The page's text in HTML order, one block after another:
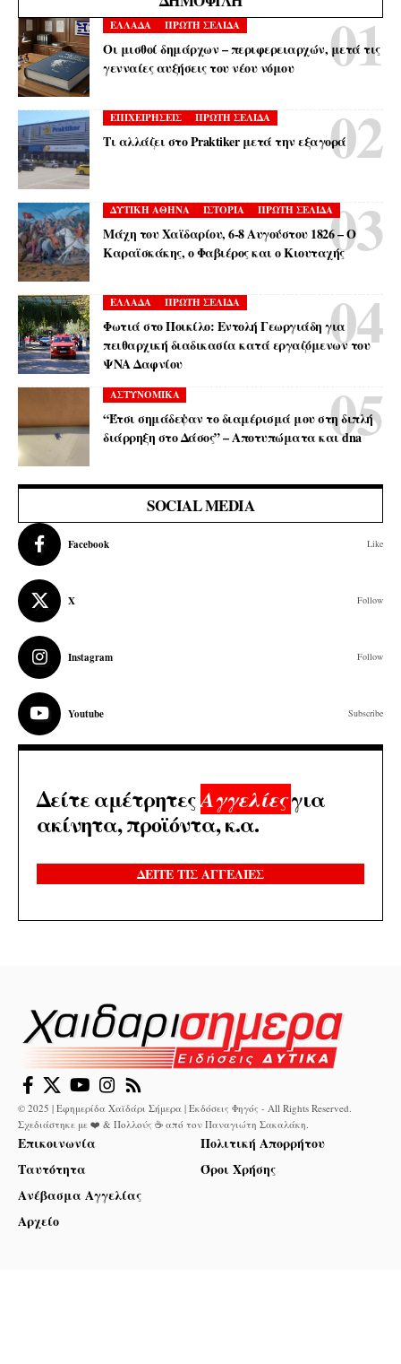
ΕΛΛΑΔΑ ΠΡΩΤΗ ΣΕΛΙΔΑ
Οι μισθοί δημάρχων – περιφερειαρχών, μετά τις
γενναίες αυξήσεις του νέου νόμου
ΕΠΙΧΕΙΡΗΣΕΙΣ ΠΡΩΤΗ ΣΕΛΙΔΑ
Τι αλλάζει στο Praktiker μετά την εξαγορά
ΔΥΤΙΚΗ ΑΘΗΝΑ ΙΣΤΟΡΙΑ ΠΡΩΤΗ ΣΕΛΙΔΑ
Μάχη του Χαϊδαρίου, 6-8 Αυγούστου 1826 – Ο
Καραϊσκάκης, ο Φαβιέρος και ο Κιουταχής
ΕΛΛΑΔΑ ΠΡΩΤΗ ΣΕΛΙΔΑ
Φωτιά στο Ποικίλο: Εντολή Γεωργιάδη για
πειθαρχική διαδικασία κατά εργαζόμενων του
ΨΝΑ Δαφνίου
ΑΣΤΥΝΟΜΙΚΑ
“Έτσι σημάδεψαν το διαμέρισμά μου στη διπλή
διάρρηξη στο Δάσος” – Αποτυπώματα και dna
SOCIAL MEDIA
Facebook Like
X Follow
Instagram Follow
Youtube Subscribe
Δείτε αμέτρητεςΑγγελίεςγια
ακίνητα, προϊόντα, κ.α.
ΔΕΙΤΕ ΤΙΣ ΑΓΓΕΛΙΕΣ
© 2025 | Εφημερίδα Χαϊδάρι Σήμερα | Εκδόσεις Φηγός - All Rights Reserved.
Σχεδιάστηκε με ❤️ & Πολλούς ☕ από τον Παναγιώτη Σακαλάκη.
Επικοινωνία
Ταυτότητα
Ανέβασμα Αγγελίας
Αρχείο
Πολιτική Απορρήτου
Όροι Χρήσης